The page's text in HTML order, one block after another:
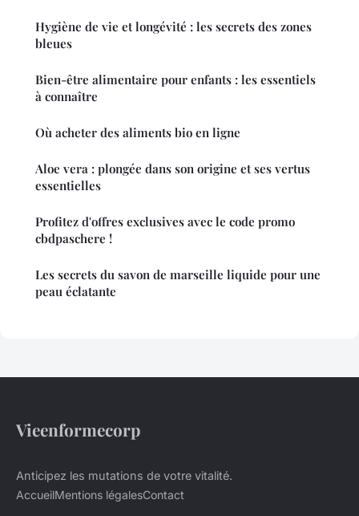
Hygiène de vie et longévité : les secrets des zones
bleues
Bien-être alimentaire pour enfants : les essentiels
à connaître
Où acheter des aliments bio en ligne
Aloe vera : plongée dans son origine et ses vertus
essentielles
Profitez d'offres exclusives avec le code promo
cbdpaschere !
Les secrets du savon de marseille liquide pour une
peau éclatante
Vieenformecorp
Anticipez les mutations de votre vitalité.
AccueilMentions légalesContact